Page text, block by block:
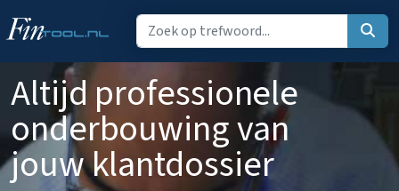
Altijd professionele
onderbouwing van
jouw klantdossier